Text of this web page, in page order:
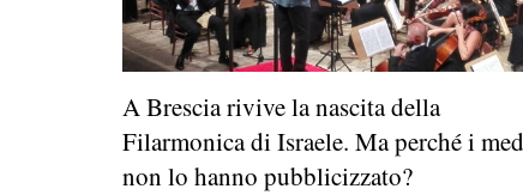
A Brescia rivive la nascita della
Filarmonica di Israele. Ma perché i
non lo hanno pubblicizzato?